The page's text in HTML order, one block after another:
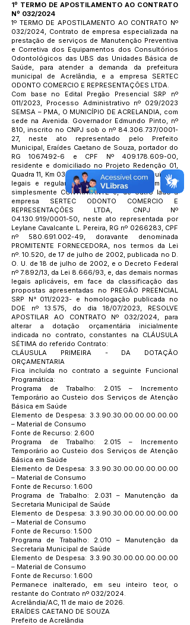
1º TERMO DE APOSTILAMENTO AO CONTRATO
Nº 032/2024
1º TERMO DE APOSTILAMENTO AO CONTRATO Nº
032/2024, Contrato de empresa especializada na
prestação de serviços de Manutenção Preventiva
e Corretiva dos Equipamentos dos Consultórios
Odontológicos das UBS das Unidades Básica de
Saúde, para atender a demanda da prefeitura
municipal de Acrelândia, e a empresa SERTEC
ODONTO COMERCIO E REPRESENTAÇÕES LTDA.
Com base no Edital Pregão Presencial SRP nº
011/2023, Processo Administrativo nº 029/2023
SEMSA – PMA, O MUNICÍPIO DE ACRELANDIA, com
sede na Avenida. Governador Edmundo Pinto, nº
810, inscrito no CNPJ sob o nº 84.306.737/0001-
27, neste ato representado pelo Prefeito
Municipal, Eraídes Caetano de Souza, portador do
RG1067492-6 e CPF Nº 409.178.609-00,
residente e domiciliado no Projeto Redenção 01,
Quadra 11, Km 03, no exercício de suas atribuições
legais e regulamentares, doravante denominado
simplesmente CONTRATANTE e, de outro lado a
empresa SERTEC ODONTO COMERCIO E
REPRESENTAÇÕES LTDA, CNPJ Nº
04.130.919/0001-50, neste ato representada por
Leylane Cavalcante L. Pereira, RG nº 0266283, CPF
nº 580.691.002-49, doravante denominada
PROMITENTE FORNECEDORA, nos termos da Lei
nº. 10.520, de 17 de julho de 2002, publicada no D.
O. U. de 18 de julho de 2002, e o Decreto Federal
nº 7.892/13, da Lei 8.666/93, e, das demais normas
legais aplicáveis, em face da classificação das
propostas apresentadas no PREGÃO PREENCIAL
SRP N° 011/2023- e homologação publicada no
DOE nº 13.575, do dia 18/07/2023, RESOLVE
APOSTILAR AO CONTRATO Nº 032/2024, para
alterar a dotação orçamentária inicialmente
indicada no contrato, constantes na CLÁUSULA
SÉTIMA do referido Contrato:
CLÁUSULA PRIMEIRA - DA DOTAÇÃO
ORÇAMENTARIA
Fica incluída no contrato a seguinte Funcional
Programática:
Programa de Trabalho: 2.015 – Incremento
Temporário ao Custeio dos Serviços de Atenção
Básica em Saúde
Elemento de Despesa: 3.3.90.30.00.00.00.00.00
– Material de Consumo
Fonte de Recurso: 2.600
Programa de Trabalho: 2.015 – Incremento
Temporário ao Custeio dos Serviços de Atenção
Básica em Saúde
Elemento de Despesa: 3.3.90.30.00.00.00.00.00
– Material de Consumo
Fonte de Recurso: 1.600
Programa de Trabalho: 2.031 – Manutenção da
Secretaria Municipal de Saúde
Elemento de Despesa: 3.3.90.30.00.00.00.00.00
– Material de Consumo
Fonte de Recurso: 1.500
Programa de Trabalho: 2.010 – Manutenção da
Secretaria Municipal de Saúde
Elemento de Despesa: 3.3.90.30.00.00.00.00.00
– Material de Consumo
Fonte de Recurso: 1.600
Permanece inalterado, em seu inteiro teor, o
restante do Contrato nº 032/2024.
Acrelândia/AC, 11 de maio de 2026.
ERAÍDES CAETANO DE SOUZA
Prefeito de Acrelândia